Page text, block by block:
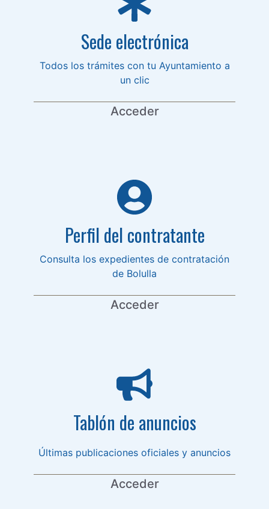
Sede electrónica
Todos los trámites con tu Ayuntamiento a
un clic
Acceder
Perfil del contratante
Consulta los expedientes de contratación
de Bolulla
Acceder
Tablón de anuncios
Últimas publicaciones oficiales y anuncios
Acceder